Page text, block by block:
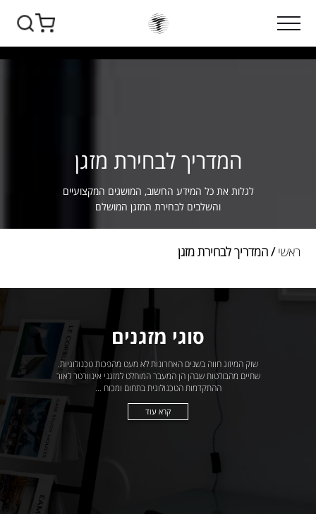
המדריך לבחירת מזגן
לגלות את כל המידע החשוב, המושגים המקצועיים
והשלבים לבחירת המזגן המושלם
ראשי / המדריך לבחירת מזגן
סוגי מזגנים
שוק המיזוג חווה בשנים האחרונות לא מעט מהפכות טכנולוגיות.
שתיים מהבולטות שבהן הן המעבר המוחלט למזגני אינוורטר לאור
ההתקדמות הטכנולוגית בתחום ומכוח ...
קרא עוד